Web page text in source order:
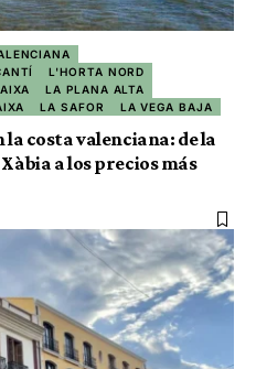
L'HORTA NORD
LA PLANA ALTA
LA SAFOR LA VEGA BAJA
costa valenciana: de la
a los precios más